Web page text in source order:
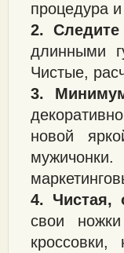
процедура
2.
длинными
Чистые,
3.
новой
4. Чистая,
свои